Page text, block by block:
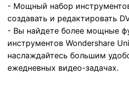
- Мощный набор
создавать и редактировать
- Вы найдете более мощные
инструментов Wondershare
наслаждайтесь большим
ежедневных видео-задачах.